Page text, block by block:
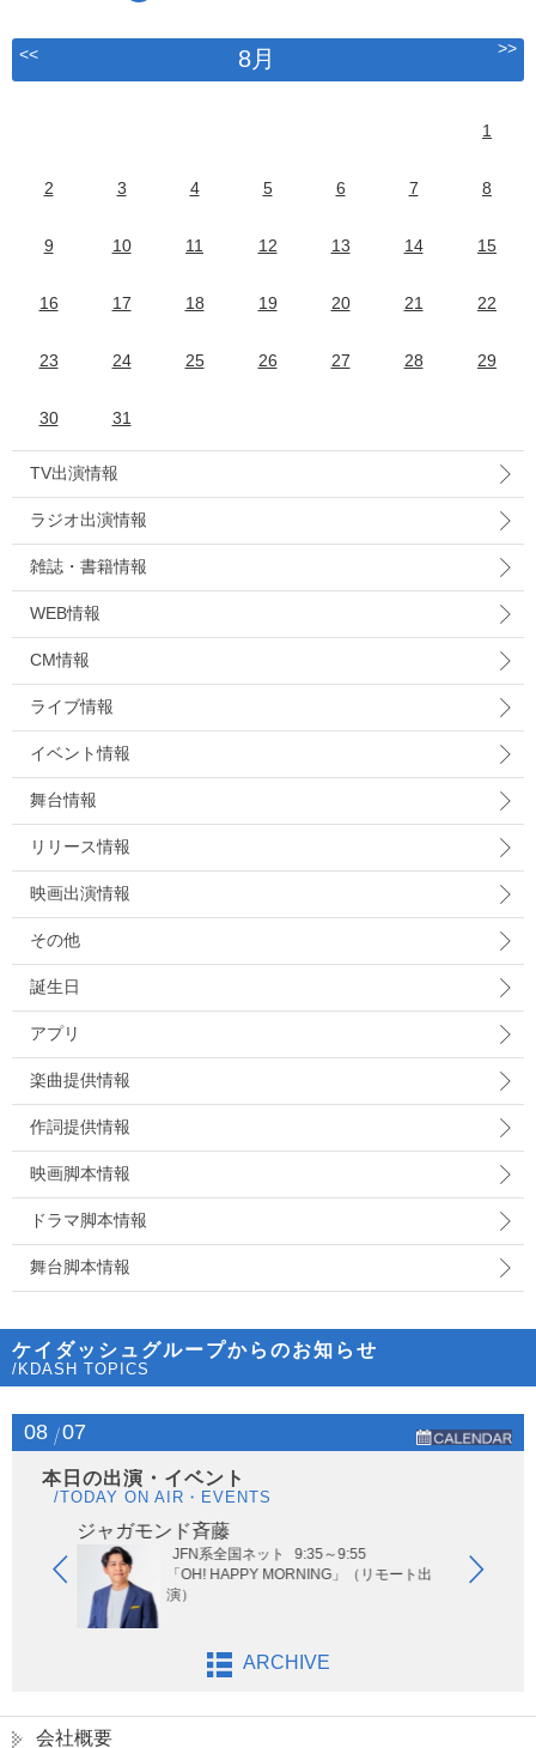
<< 8月 >>
1
2 3 4 5 6 7 8
9 10 11 12 13 14 15
16 17 18 19 20 21 22
23 24 25 26 27 28 29
30 31
TV出演情報
ラジオ出演情報
雑誌・書籍情報
WEB情報
CM情報
ライブ情報
イベント情報
舞台情報
リリース情報
映画出演情報
その他
誕生日
アプリ
楽曲提供情報
作詞提供情報
映画脚本情報
ドラマ脚本情報
舞台脚本情報
ケイダッシュグループからのお知らせ
/KDASH TOPICS
08 07
本日の出演・イベント
/TODAY ON AIR・EVENTS
ジャガモンド斉藤
JFN系全国ネット
9:35～9:55
「OH! HAPPY MORNING」（リモート出
演）
ARCHIVE
会社概要